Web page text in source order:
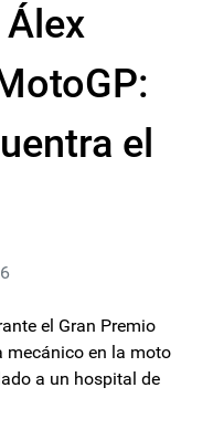
el
el Gran Premio
mecánico en la moto
a un hospital de